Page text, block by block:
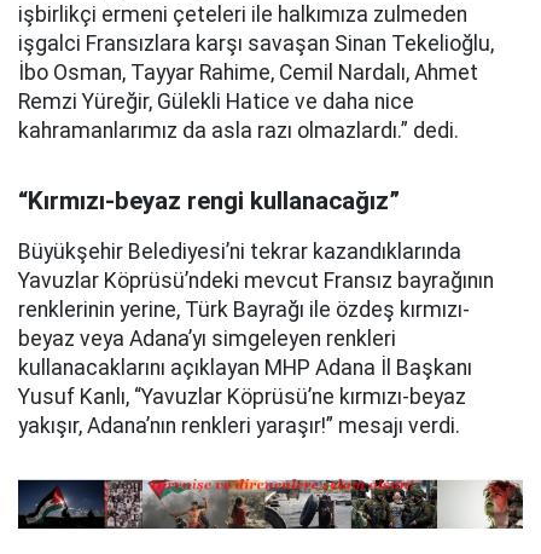
işbirlikçi ermeni çeteleri ile halkımıza zulmeden
işgalci Fransızlara karşı savaşan Sinan Tekelioğlu,
İbo Osman, Tayyar Rahime, Cemil Nardalı, Ahmet
Remzi Yüreğir, Gülekli Hatice ve daha nice
kahramanlarımız da asla razı olmazlardı.” dedi.
“Kırmızı-beyaz rengi kullanacağız”
Büyükşehir Belediyesi’ni tekrar kazandıklarında
Yavuzlar Köprüsü’ndeki mevcut Fransız bayrağının
renklerinin yerine, Türk Bayrağı ile özdeş kırmızı-
beyaz veya Adana’yı simgeleyen renkleri
kullanacaklarını açıklayan MHP Adana İl Başkanı
Yusuf Kanlı, “Yavuzlar Köprüsü’ne kırmızı-beyaz
yakışır, Adana’nın renkleri yaraşır!” mesajı verdi.